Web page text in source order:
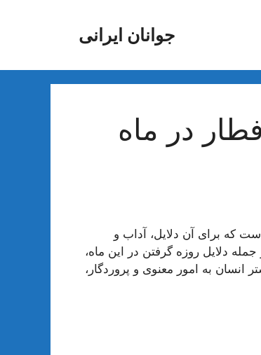
جوانان ایرانی
در ماه
که برای آن دلایل، آداب و
دلایل روزه گرفتن در این ماه،
انسان به امور معنوی و پروردگار،